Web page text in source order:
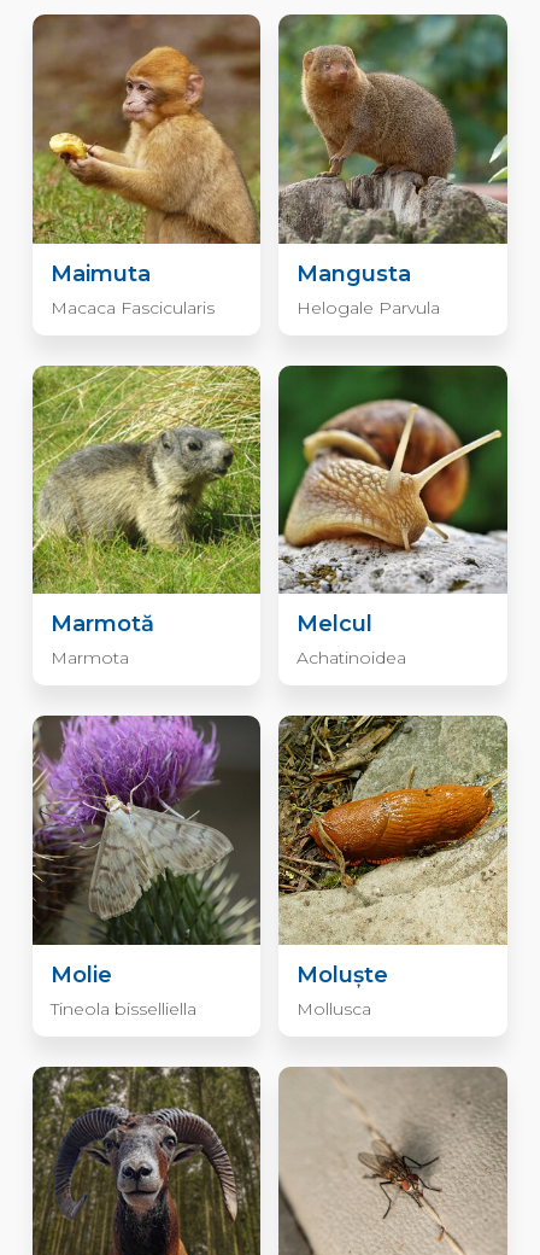
Maimuta
Macaca Fascicularis
Mangusta
Helogale Parvula
Marmotă
Marmota
Melcul
Achatinoidea
Molie
Tineola bisselliella
Moluște
Mollusca